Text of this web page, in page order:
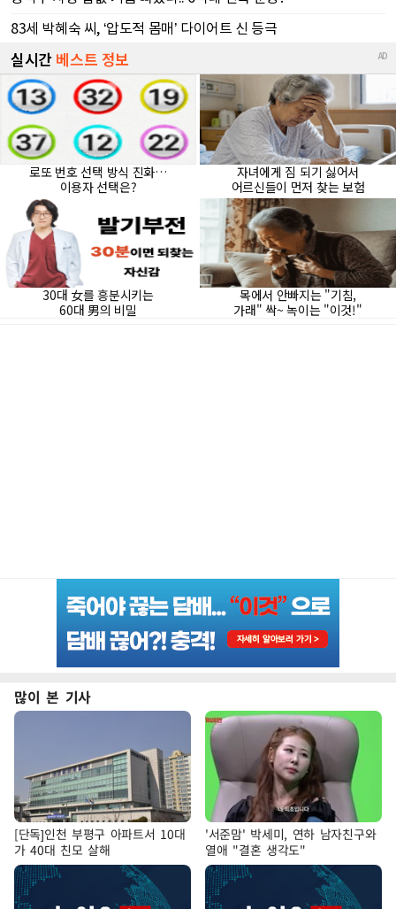
많이 본 기사
[단독]인천 부평구 아파트서 10대
가 40대 친모 살해
'서준맘' 박세미, 연하 남자친구와
열애 "결혼 생각도"